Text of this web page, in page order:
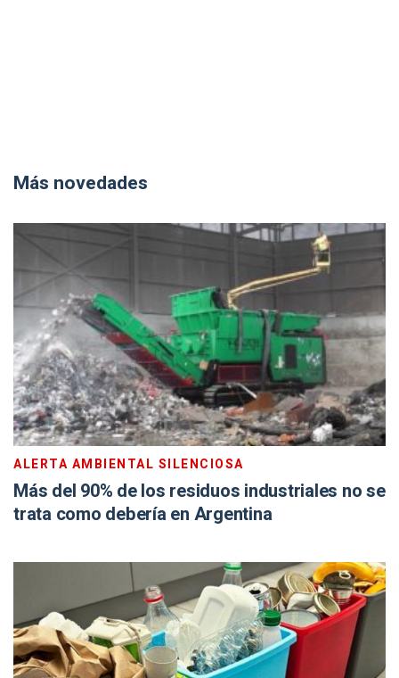
Más novedades
ALERTA AMBIENTAL SILENCIOSA
Más del 90% de los residuos industriales no se
trata como debería en Argentina